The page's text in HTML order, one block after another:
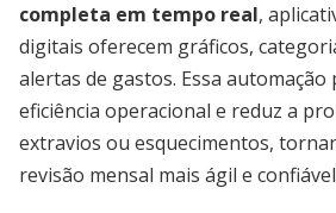
completa em tempo real,
digitais oferecem gráficos,
alertas de gastos. Essa automação
eficiência operacional e reduz a
extravios ou esquecimentos,
revisão mensal mais ágil e